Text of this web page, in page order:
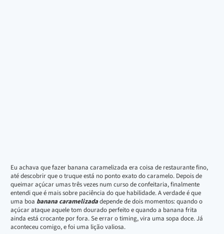
Eu achava que fazer banana caramelizada era coisa de restaurante fino,
até descobrir que o truque está no ponto exato do caramelo. Depois de
queimar açúcar umas três vezes num curso de confeitaria, finalmente
entendi que é mais sobre paciência do que habilidade. A verdade é que
uma boa banana caramelizadadepende de dois momentos: quando o
açúcar ataque aquele tom dourado perfeito e quando a banana frita
ainda está crocante por fora. Se errar o timing, vira uma sopa doce. Já
aconteceu comigo, e foi uma lição valiosa.